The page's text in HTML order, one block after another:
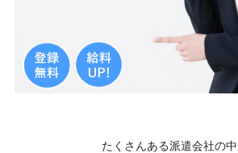
たくさんある派遣会社の